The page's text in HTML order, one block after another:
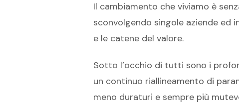
Il cambiamento che viviamo è
sconvolgendo singole aziende ed
e le catene del valore.
Sotto l’occhio di tutti sono i
un continuo riallineamento di
meno duraturi e sempre più